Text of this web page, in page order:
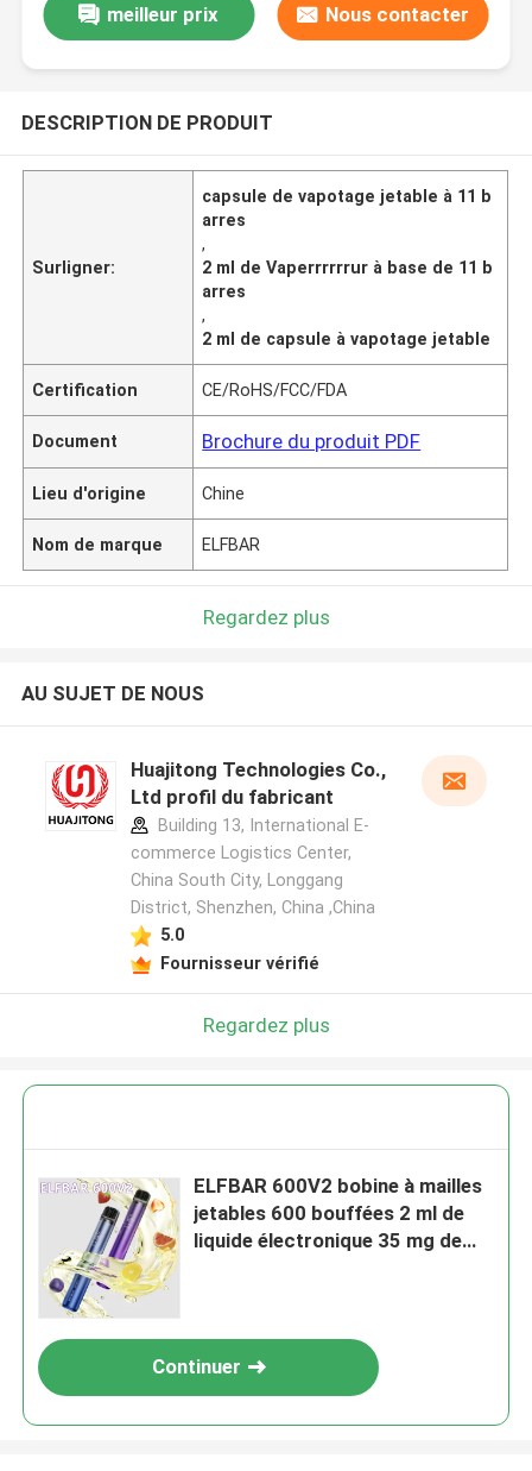
meilleur prix Nous contacter
DESCRIPTION DE PRODUIT
Surligner:
capsule de vapotage jetable à 11 b
arres
,
2 ml de Vaperrrrrrur à base de 11 b
arres
,
2 ml de capsule à vapotage jetable
Certification CE/RoHS/FCC/FDA
Document Brochure du produit PDF
Lieu d'origine Chine
Nom de marque ELFBAR
Regardez plus
AU SUJET DE NOUS
Huajitong Technologies Co.,
Ltd profil du fabricant
Building 13, International E-
commerce Logistics Center,
China South City, Longgang
District, Shenzhen, China ,China
5.0
Fournisseur vérifié
Regardez plus
ELFBAR 600V2 bobine à mailles
jetables 600 bouffées 2 ml de
liquide électronique 35 mg de
Continuer